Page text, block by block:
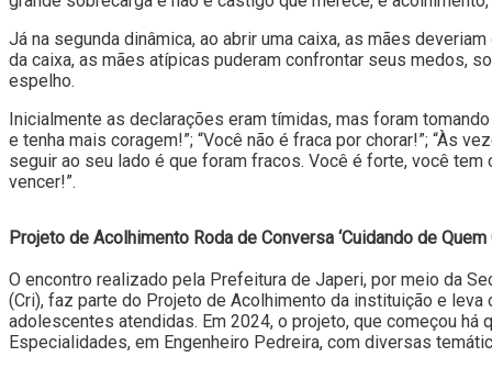
Já na segunda dinâmica, ao abrir uma caixa, as mães
da caixa, as mães atípicas puderam confrontar seus medos,
espelho.
Inicialmente as declarações eram tímidas, mas foram
e tenha mais coragem!”; “Você não é fraca por chorar!”; “Às
seguir ao seu lado é que foram fracos. Você é forte, você tem
vencer!”.
Projeto de Acolhimento Roda de Conversa ‘Cuidando de Quem
O encontro realizado pela Prefeitura de Japeri, por meio da
(Cri), faz parte do Projeto de Acolhimento da instituição e
adolescentes atendidas. Em 2024, o projeto, que começou
Especialidades, em Engenheiro Pedreira, com diversas